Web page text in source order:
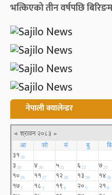
भत्किएको तीन वर्षपछि
नेपाली क्यालेन्डर